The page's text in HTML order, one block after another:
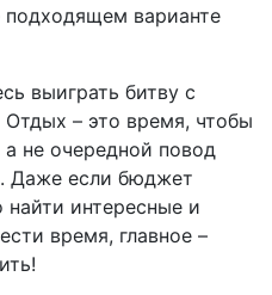
подходящем варианте
выиграть битву с
– это время, чтобы
не очередной повод
Даже если бюджет
интересные и
время, главное –